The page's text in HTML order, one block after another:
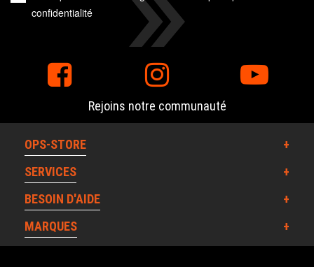
confidentialité
Rejoins notre communauté
OPS-STORE
SERVICES
BESOIN D'AIDE
MARQUES